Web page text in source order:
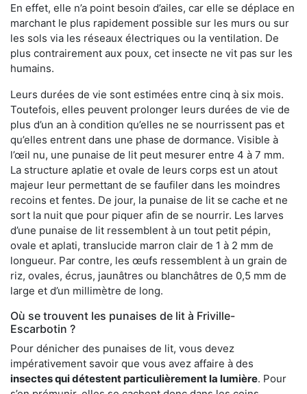
En effet, elle n’a point besoin d’ailes, car elle se déplace en
marchant le plus rapidement possible sur les murs ou sur
les sols via les réseaux électriques ou la ventilation. De
plus contrairement aux poux, cet insecte ne vit pas sur les
humains.
Leurs durées de vie sont estimées entre cinq à six mois.
Toutefois, elles peuvent prolonger leurs durées de vie de
plus d’un an à condition qu’elles ne se nourrissent pas et
qu’elles entrent dans une phase de dormance. Visible à
l’œil nu, une punaise de lit peut mesurer entre 4 à 7 mm.
La structure aplatie et ovale de leurs corps est un atout
majeur leur permettant de se faufiler dans les moindres
recoins et fentes. De jour, la punaise de lit se cache et ne
sort la nuit que pour piquer afin de se nourrir. Les larves
d’une punaise de lit ressemblent à un tout petit pépin,
ovale et aplati, translucide marron clair de 1 à 2 mm de
longueur. Par contre, les œufs ressemblent à un grain de
riz, ovales, écrus, jaunâtres ou blanchâtres de 0,5 mm de
large et d’un millimètre de long.
Où se trouvent les punaises de lit à Friville-
Escarbotin ?
Pour dénicher des punaises de lit, vous devez
impérativement savoir que vous avez affaire à des
insectes qui détestent particulièrement la lumière. Pour